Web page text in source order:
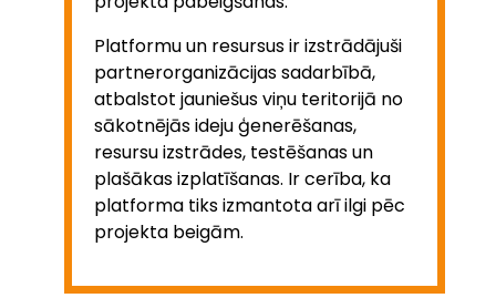
Platformu un resursus ir izstrādājuši
partnerorganizācijas sadarbībā,
atbalstot jauniešus viņu teritorijā no
sākotnējās ideju ģenerēšanas,
resursu izstrādes, testēšanas un
plašākas izplatīšanas. Ir cerība, ka
platforma tiks izmantota arī ilgi pēc
projekta beigām.